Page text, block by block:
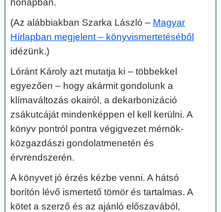
(Az alábbiakban Szarka László – Magyar
Hírlapban megjelent – könyvismertetéséből
idézünk.)
Lóránt Károly azt mutatja ki – többekkel
egyezően – hogy akármit gondolunk a
klímaváltozás okairól, a dekarbonizáció
zsákutcáját mindenképpen el kell kerülni. A
könyv pontról pontra végigvezet mérnök-
közgazdászi gondolatmenetén és
érvrendszerén.
A könyvet jó érzés kézbe venni. A hátsó
borítón lévő ismertető tömör és tartalmas. A
kötet a szerző és az ajánló előszavából,